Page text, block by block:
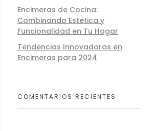
Encimeras de Cocina:
Combinando Estética y
Funcionalidad en Tu Hogar
Tendencias Innovadoras en
Encimeras para 2024
COMENTARIOS RECIENTES